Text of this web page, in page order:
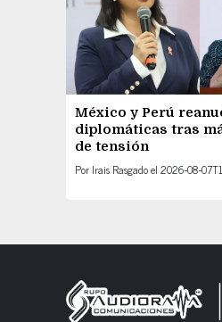
México y Perú
diplomáticas tras
de tensión
Por Irais Rasgadoel 2026-08-